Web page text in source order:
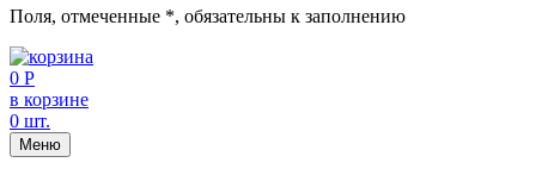
Поля, отмеченные *, обязательны к заполнению
0 Р
в корзине
0 шт.
Меню